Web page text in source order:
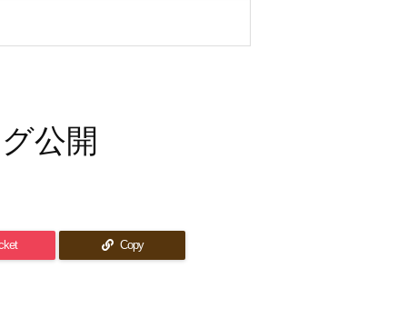
公開
Copy